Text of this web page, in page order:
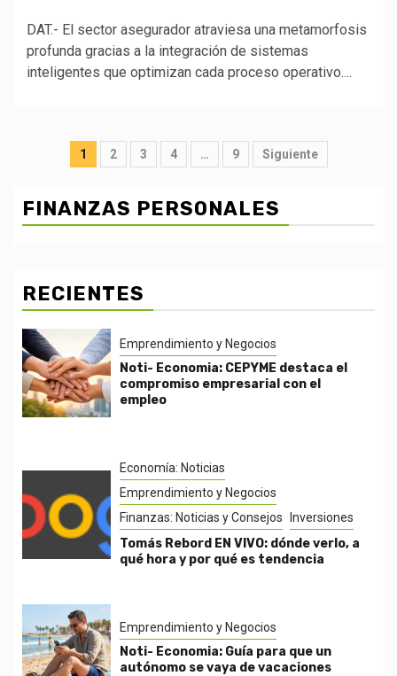
DAT.- El sector asegurador atraviesa una metamorfosis
profunda gracias a la integración de sistemas
inteligentes que optimizan cada proceso operativo....
Posts
1 2 3 4 … 9 Siguiente
FINANZAS PERSONALES
RECIENTES
Emprendimiento y Negocios
Noti- Economia: CEPYME destaca el
compromiso empresarial con el
empleo
Economía: Noticias
Emprendimiento y Negocios
Finanzas: Noticias y Consejos
Inversiones
Tomás Rebord EN VIVO: dónde verlo, a
qué hora y por qué es tendencia
Emprendimiento y Negocios
Noti- Economia: Guía para que un
autónomo se vaya de vacaciones